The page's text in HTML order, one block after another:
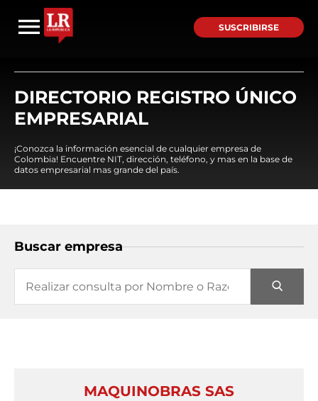
SUSCRIBIRSE
DIRECTORIO REGISTRO ÚNICO
EMPRESARIAL
¡Conozca la información esencial de cualquier empresa de
Colombia! Encuentre NIT, dirección, teléfono, y mas en la base de
datos empresarial mas grande del país.
Buscar empresa
MAQUINOBRAS SAS